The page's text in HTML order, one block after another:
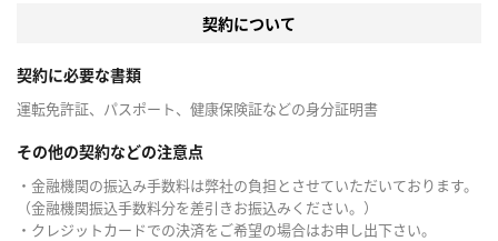
契約について
契約に必要な書類
運転免許証、パスポート、健康保険証などの身分証明書
その他の契約などの注意点
・金融機関の振込み手数料は弊社の負担とさせていただいております。
（金融機関振込手数料分を差引きお振込みください。）
・クレジットカードでの決済をご希望の場合はお申し出下さい。